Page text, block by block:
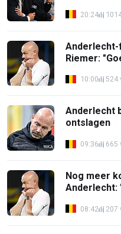
20:24
Anderlecht-
Riemer:
10:00 524
Anderlecht
ontslagen
09:36 665
Nog meer
Anderlecht:
08:42 207